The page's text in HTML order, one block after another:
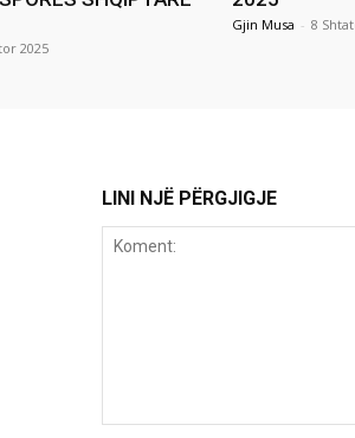
2025
Gjin Musa - 8
LINI NJË PËRGJIGJE